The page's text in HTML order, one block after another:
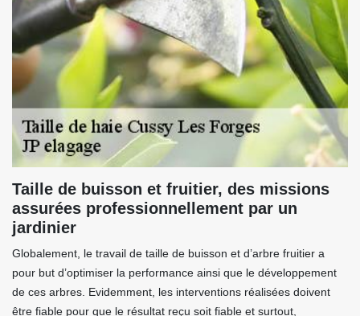
Taille de buisson et fruitier, des missions
assurées professionnellement par un
jardinier
Globalement, le travail de taille de buisson et d’arbre fruitier a
pour but d’optimiser la performance ainsi que le développement
de ces arbres. Evidemment, les interventions réalisées doivent
être fiable pour que le résultat reçu soit fiable et surtout,